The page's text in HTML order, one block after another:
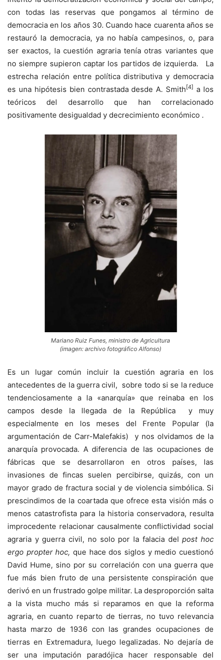
con todas las reservas que pongamos al término de
democracia en los años 30. Cuando hace cuarenta años se
restauró la democracia, ya no había campesinos, o, para
ser exactos, la cuestión agraria tenía otras variantes que
no siempre supieron captar los partidos de izquierda. La
estrecha relación entre política distributiva y democracia
es una hipótesis bien contrastada desde A. Smith [4] a los
teóricos del desarrollo que han correlacionado
positivamente desigualdad y decrecimiento económico .
Mariano Ruiz Funes, ministro de Agricultura
(imagen: archivo fotográfico Alfonso)
Es un lugar común incluir la cuestión agraria en los
antecedentes de la guerra civil, sobre todo si se la reduce
tendenciosamente a la «anarquía» que reinaba en los
campos desde la llegada de la República y muy
especialmente en los meses del Frente Popular (la
argumentación de Carr-Malefakis) y nos olvidamos de la
anarquía provocada. A diferencia de las ocupaciones de
fábricas que se desarrollaron en otros países, las
invasiones de fincas suelen percibirse, quizás, con un
mayor grado de fractura social y de violencia simbólica. Si
prescindimos de la coartada que ofrece esta visión más o
menos catastrofista para la historia conservadora, resulta
improcedente relacionar causalmente conflictividad social
agraria y guerra civil, no solo por la falacia delpost hoc
ergo propter hoc, que hace dos siglos y medio cuestionó
David Hume, sino por su correlación con una guerra que
fue más bien fruto de una persistente conspiración que
derivó en un frustrado golpe militar. La desproporción salta
a la vista mucho más si reparamos en que la reforma
agraria, en cuanto reparto de tierras, no tuvo relevancia
hasta marzo de 1936 con las grandes ocupaciones de
tierras en Extremadura, luego legalizadas. No dejaría de
ser una imputación paradójica hacer responsable del